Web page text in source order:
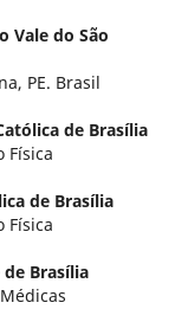
Vale do São
PE. Brasil
de Brasília
Física
de Brasília
Física
Brasília